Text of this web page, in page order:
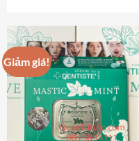
Giảm giá!